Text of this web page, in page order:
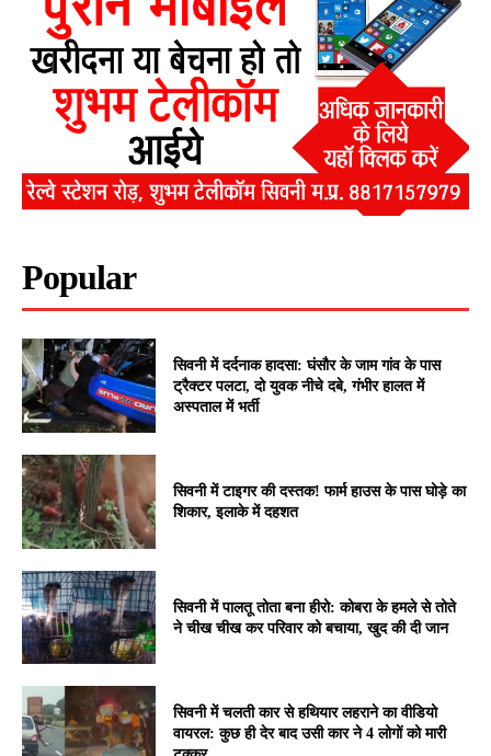
Popular
सिवनी में दर्दनाक हादसा: घंसौर के जाम गांव के पास
ट्रैक्टर पलटा, दो युवक नीचे दबे, गंभीर हालत में
अस्पताल में भर्ती
सिवनी में टाइगर की दस्तक! फार्म हाउस के पास घोड़े का
शिकार, इलाके में दहशत
सिवनी में पालतू तोता बना हीरो: कोबरा के हमले से तोते
ने चीख चीख कर परिवार को बचाया, खुद की दी जान
सिवनी में चलती कार से हथियार लहराने का वीडियो
वायरल: कुछ ही देर बाद उसी कार ने 4 लोगों को मारी